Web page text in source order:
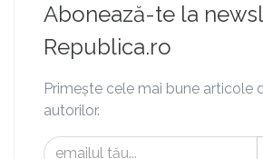
Abonează-te la
Republica.ro
Primește cele mai bune articole
autorilor.